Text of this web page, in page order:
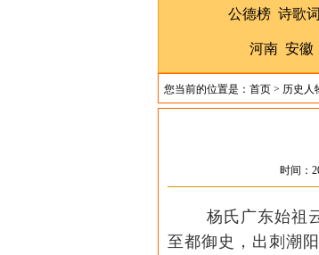
公德榜 诗歌
河南 安徽
您当前的位置是： 首页 > 历史人
时间：
杨氏广东始祖
至都御史，出刺潮